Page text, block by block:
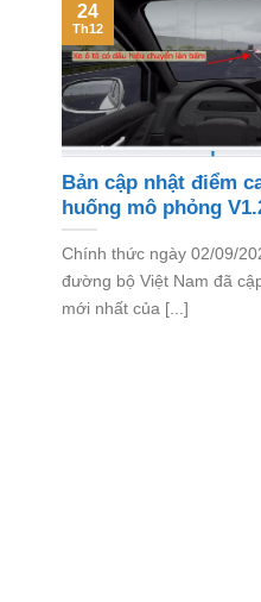
Bản cập nhật điểm
huống mô phỏng
Chính thức ngày 02/09/
đường bộ Việt Nam đã
mới nhất của [...]
24
Th12